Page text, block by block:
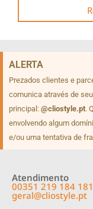
ALERTA
Prezados clientes e
comunica através de
principal: @cliostyle.pt.
envolvendo algum
e/ou uma tentativa de
Atendimento
00351 219 184 181
geral@cliostyle.pt